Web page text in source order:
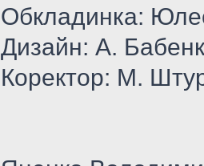
Обкладинка:
Дизайн: А.
Коректор: М.